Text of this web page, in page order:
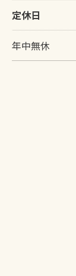
定休日
年中無休